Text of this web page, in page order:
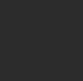
a été élevé au
Cardinal de